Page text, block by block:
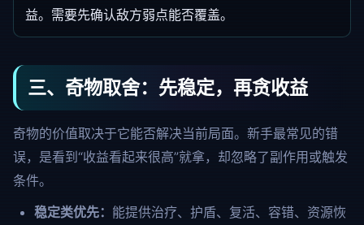
益。需要先确认敌方弱点能否覆盖。
三、奇物取舍：先稳定，再贪收益
奇物的价值取决于它能否解决当前局面。新手最常见的错
误，是看到“收益看起来很高”就拿，却忽略了副作用或触发
条件。
稳定类优先： 能提供治疗、护盾、复活、容错、资源恢